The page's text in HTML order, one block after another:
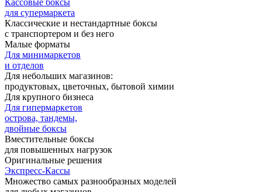
для супермаркета
Классические и нестандартные боксы
с транспортером и без него
Малые форматы
Для минимаркетов
и отделов
Для небольших магазинов:
продуктовых, цветочных, бытовой химии
Для крупного бизнеса
Для гипермаркетов
острова, тандемы,
двойные боксы
Вместительные боксы
для повышенных нагрузок
Оригинальные решения
Экспресс-Кассы
Множество самых разнообразных моделей